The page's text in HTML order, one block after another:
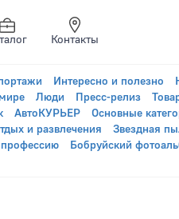
Контакты
Интересно и полезно
Люди Пресс-релиз
АвтоКУРЬЕР Основные
и развлечения Звездная
Бобруйский